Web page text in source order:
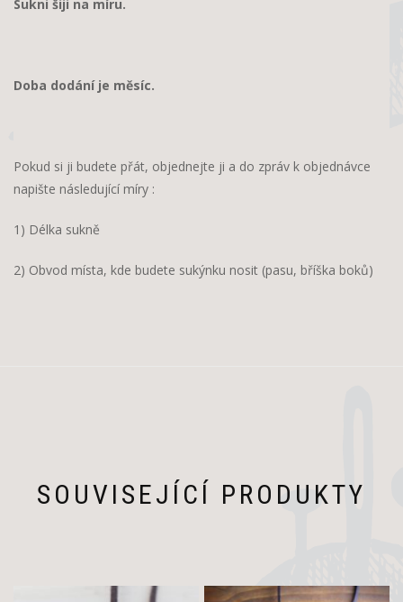
Sukni šiji na míru.
Doba dodání je měsíc.
Pokud si ji budete přát, objednejte ji a do zpráv k objednávce
napište následující míry :
1) Délka sukně
2) Obvod místa, kde budete sukýnku nosit (pasu, bříška boků)
SOUVISEJÍCÍ PRODUKTY